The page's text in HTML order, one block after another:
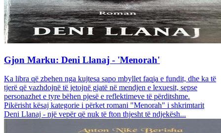
Gjon Marku: Deni Llanaj - 'Menorah'
Ka libra që zbehen nga kujtesa sapo mbyllet faqja e fundit, dhe ka të
tjerë që vazhdojnë të jetojnë gjatë në mendjen e lexuesit, sepse
personazhet e tyre bëhen pjesë e reflektimeve të përditshme.
Pikërisht kësaj kategorie i përket romani "Menorah" i shkrimtarit
Deni Llanaj - një vepër që nuk të fton thjesht të ndjekësh...